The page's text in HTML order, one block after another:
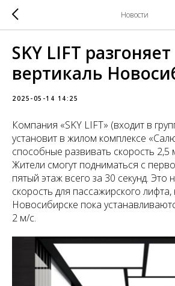
Новости
SKY LIFT разгоняет
вертикаль
2025-05-14 14:25
Компания «SKY LIFT» (входит в
установит в жилом комплексе
способные развивать скорость 2,5
Жители смогут подниматься с
пятый этаж всего за 30 секунд. Это
скорость для пассажирского лифта,
Новосибирске пока
2 м/с.